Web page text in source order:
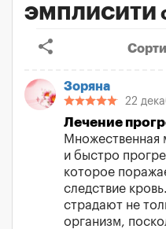
ЭМПЛИСИТИ
share
Зоряна
22
Лечение
Множественная
и быстро
которое
следствие
страдают не
организм,